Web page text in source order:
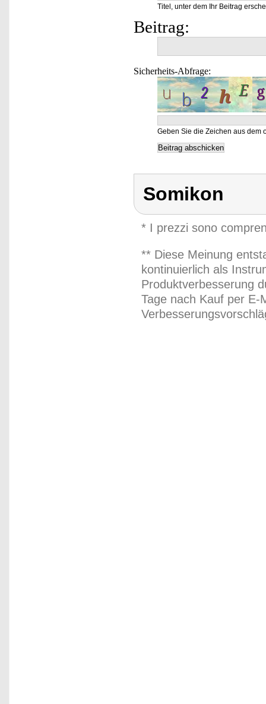
Titel, unter dem Ihr Beitrag
Beitrag:
Sicherheits-Abfrage:
Geben Sie die Zeichen aus dem
Somikon
* I prezzi sono
** Diese Meinung
kontinuierlich als
Produktverbesserung
Tage nach Kauf per E-